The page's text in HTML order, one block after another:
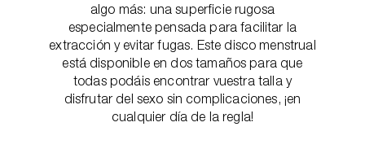
algo más: una superficie rugosa
especialmente pensada para facilitar la
extracción y evitar fugas. Este disco menstrual
está disponible en dos tamaños para que
todas podáis encontrar vuestra talla y
disfrutar del sexo sin complicaciones, ¡en
cualquier día de la regla!